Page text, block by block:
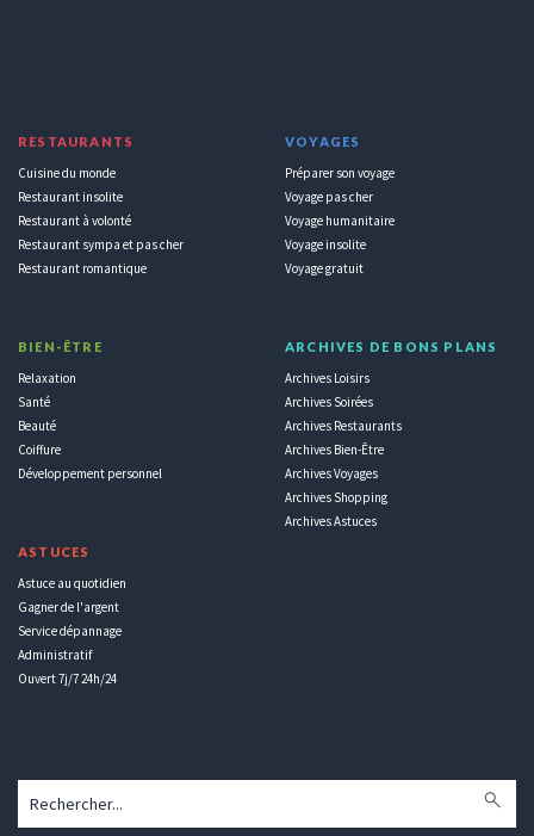
RESTAURANTS
Cuisine du monde
Restaurant insolite
Restaurant à volonté
Restaurant sympa et pas cher
Restaurant romantique
BIEN-ÊTRE
Relaxation
Santé
Beauté
Coiffure
Développement personnel
ASTUCES
Astuce au quotidien
Gagner de l'argent
Service dépannage
Administratif
Ouvert 7j/7 24h/24
VOYAGES
Préparer son voyage
Voyage pas cher
Voyage humanitaire
Voyage insolite
Voyage gratuit
ARCHIVES DE BONS PLANS
Archives Loisirs
Archives Soirées
Archives Restaurants
Archives Bien-Être
Archives Voyages
Archives Shopping
Archives Astuces